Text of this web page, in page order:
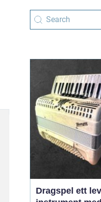
Dragspel ett levande